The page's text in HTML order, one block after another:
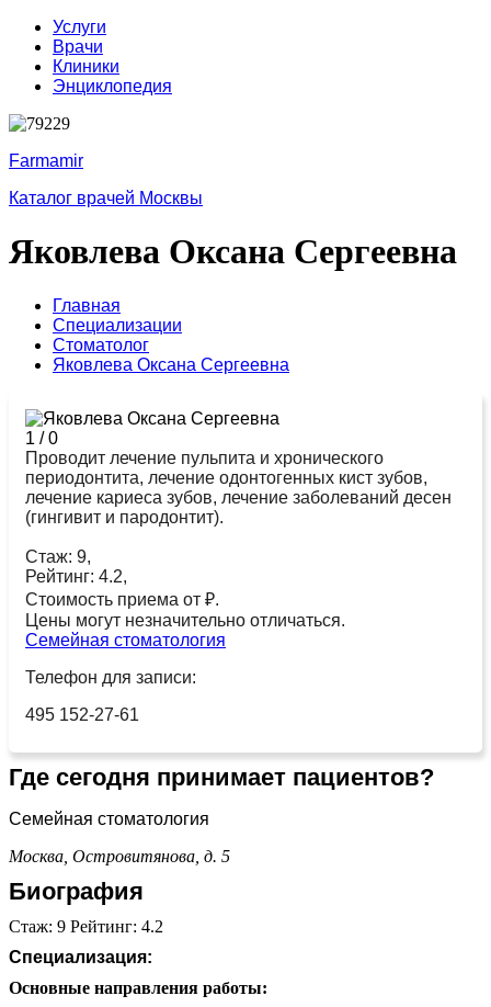
Услуги
Врачи
Клиники
Энциклопедия
Farmamir
Каталог врачей Москвы
Яковлева Оксана Сергеевна
Главная
Специализации
Стоматолог
Яковлева Оксана Сергеевна
1 /0
Проводит лечение пульпита и хронического
периодонтита, лечение одонтогенных кист зубов,
лечение кариеса зубов, лечение заболеваний десен
(гингивит и пародонтит).
Стаж: 9,
Рейтинг: 4.2,
Стоимость приема от ₽.
Цены могут незначительно отличаться.
Семейная стоматология
Телефон для записи:
495 152-27-61
Где сегодня принимает пациентов?
Семейная стоматология
Москва, Островитянова, д. 5
Биография
Стаж: 9 Рейтинг: 4.2
Специализация:
Основные направления работы: